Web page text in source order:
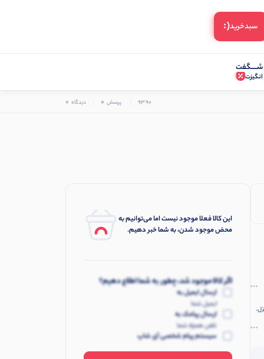
سبد‌خرید(:
شـــــگفت
انگیزت
9390 پرسش 0 دیدگاه 0
این کالا فعلا موجود نیست اما می‌توانیم به
محض موجود شدن، به شما خبر دهیم.
اگر کالا موجود شد، چطور به شما اطلاع دهیم؟
ارسال ایمیل به
ایمیل شما
ارسال پیامک به
تلفن همراه شما
سیستم پیام شخصی آی شاپ